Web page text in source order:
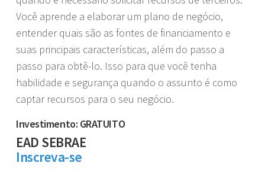
Você aprende a elaborar um plano de negócio,
entender quais são as fontes de financiamento e
suas principais características, além do passo a
passo para obtê-lo. Isso para que você tenha
habilidade e segurança quando o assunto é como
captar recursos para o seu negócio.
Investimento: GRATUITO
EAD SEBRAE
Inscreva-se